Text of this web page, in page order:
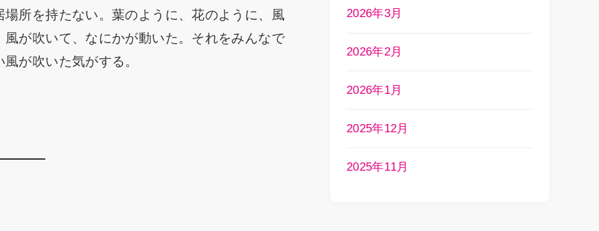
所を持たない。葉のように、花のように、風
が吹いて、なにかが動いた。それをみんなで
が吹いた気がする。
2026年3月
2026年2月
2026年1月
2025年12月
2025年11月